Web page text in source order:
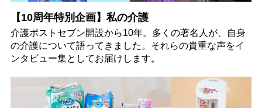
【10周年特別企画】私の介護
介護ポストセブン開設から10年。多くの著名人が、自身
の介護について語ってきました。それらの貴重な声をイ
ンタビュー集としてお届けします。